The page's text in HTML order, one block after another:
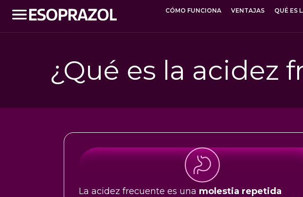
CÓMO FUNCIONA VENTAJAS QUÉ ES
¿Qué es la acidez
La acidez frecuente es una molestia repetida